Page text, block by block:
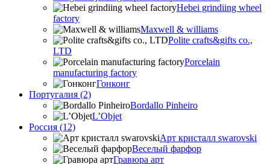
Hebei grindiing wheel
factory
Maxwell & williams
Polite crafts&gifts co.,
LTD
Porcelain
manufacturing factory
Гонконг
Португалия (2)
Bordallo Pinheiro
L’Objet
Россия (12)
Арт кристалл swarovski
Веселый фарфор
Гравюра арт